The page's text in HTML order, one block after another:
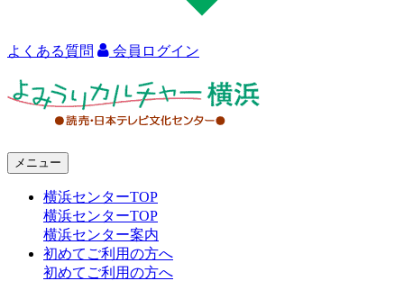
よくある質問 会員ログイン
メニュー
横浜センターTOP
横浜センターTOP
横浜センター案内
初めてご利用の方へ
初めてご利用の方へ